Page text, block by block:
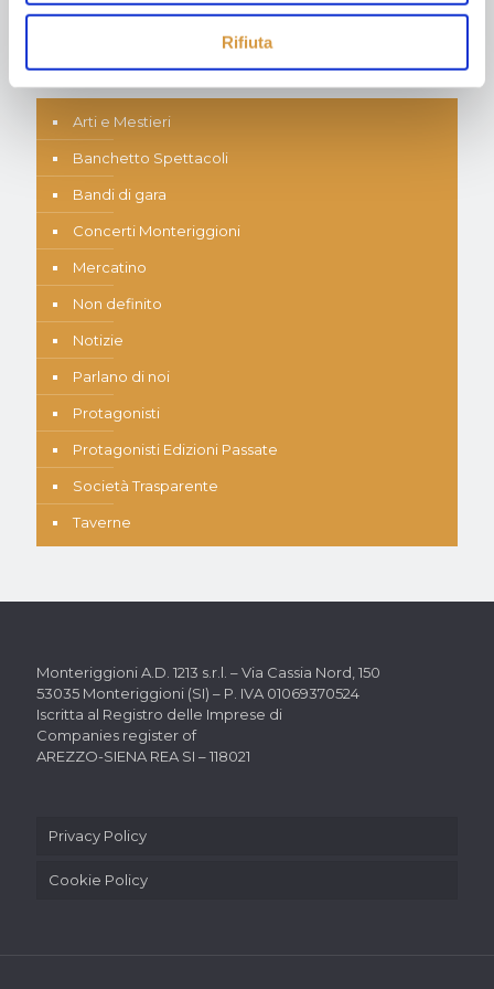
Rifiuta
Categorie
Arti e Mestieri
Banchetto Spettacoli
Bandi di gara
Concerti Monteriggioni
Mercatino
Non definito
Notizie
Parlano di noi
Protagonisti
Protagonisti Edizioni Passate
Società Trasparente
Taverne
Monteriggioni A.D. 1213 s.r.l. –Via Cassia Nord, 150
53035 Monteriggioni (SI) – P. IVA 01069370524
Iscritta al Registro delle Imprese di
Companies register of
AREZZO-SIENA REA SI – 118021
Privacy Policy
Cookie Policy